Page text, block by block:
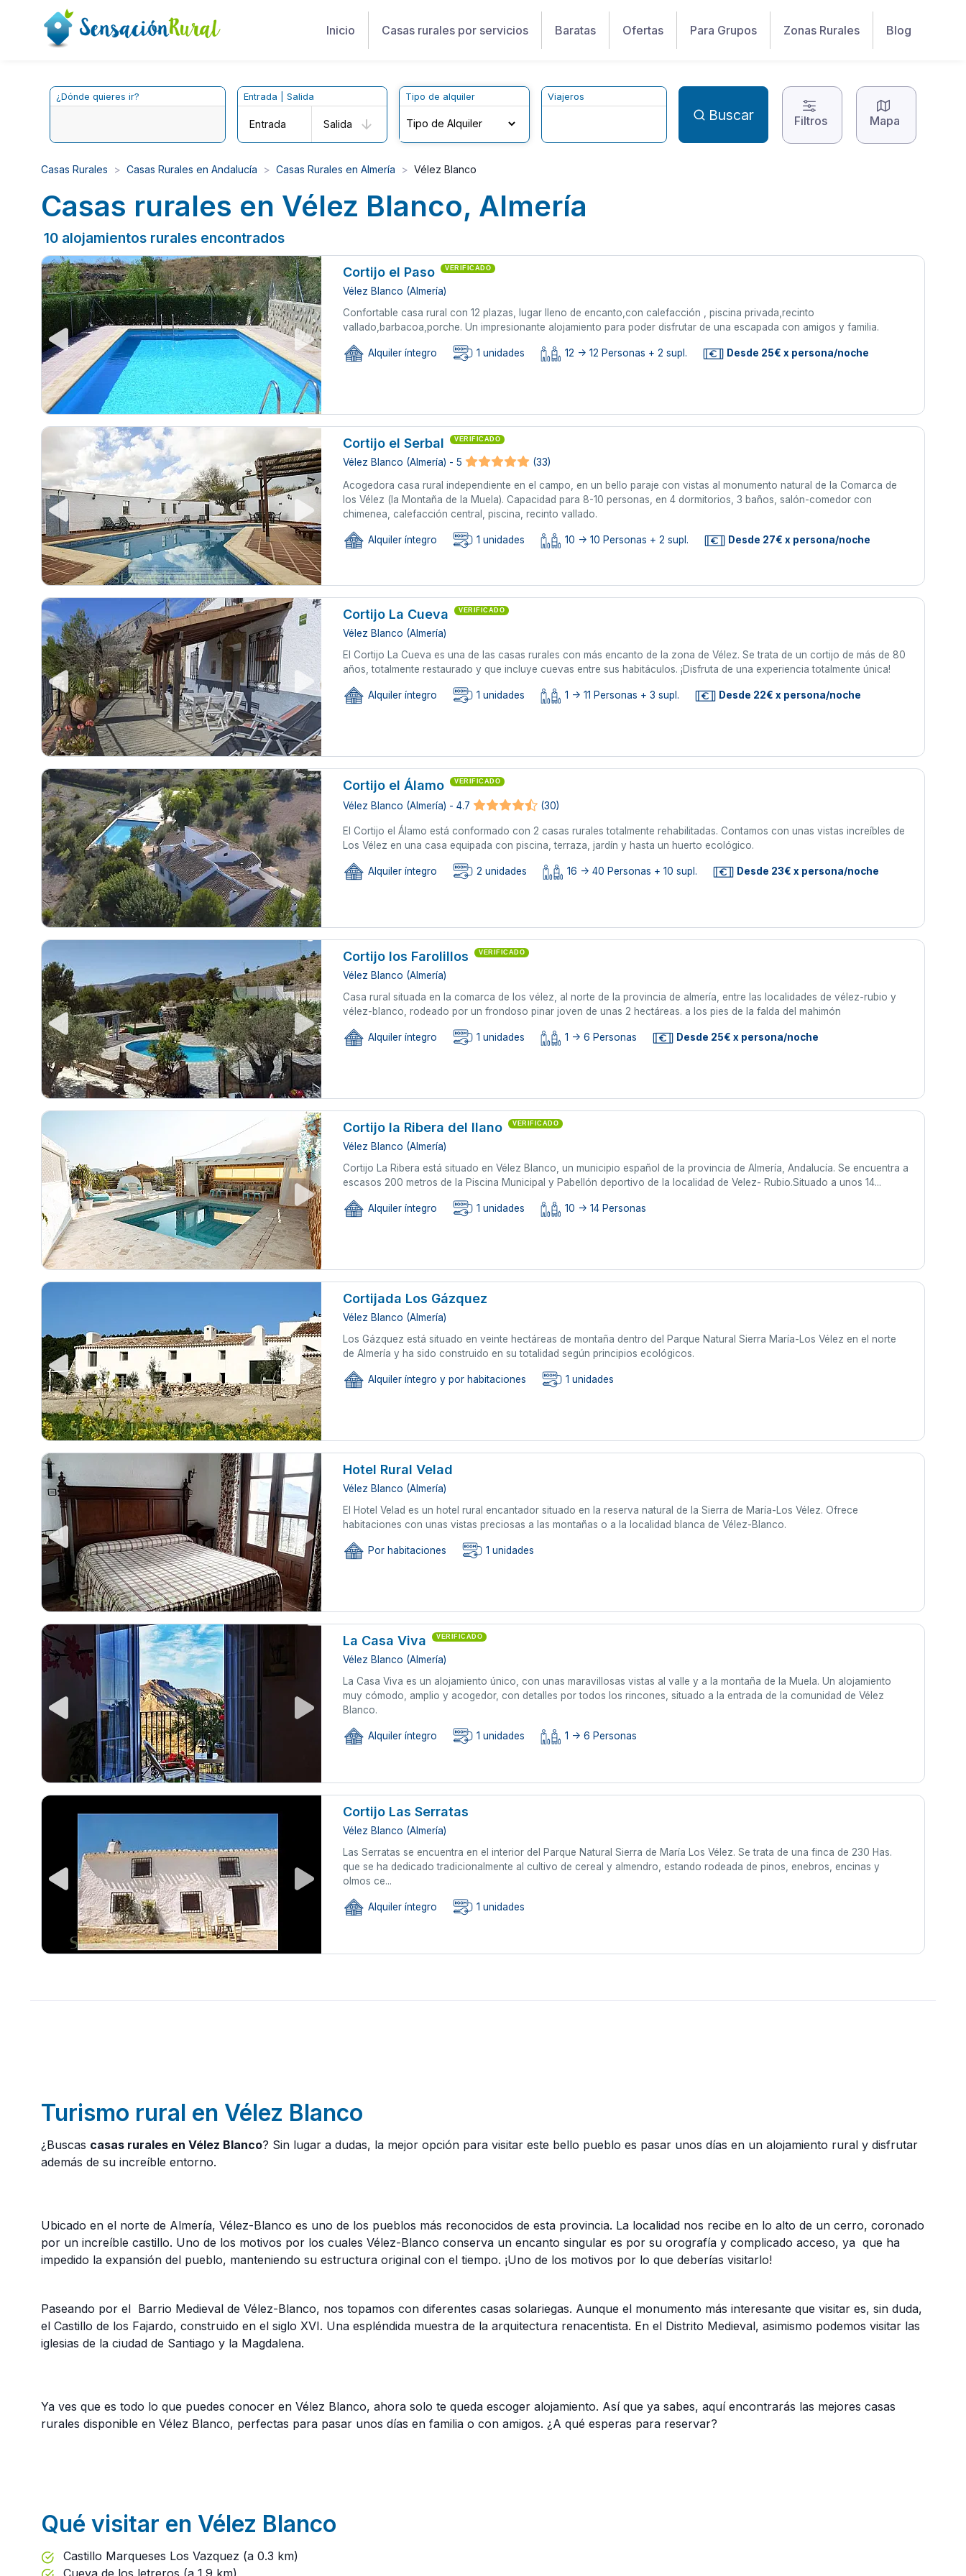
Inicio Casas rurales por servicios Baratas Ofertas Para Grupos Zonas Rurales Blog
¿Dónde quieres ir? Entrada | Salida
Entrada Salida
Tipo de alquiler Viajeros
Buscar Filtros Mapa
Casas Rurales Casas Rurales en Andalucía Casas Rurales en Almería Vélez Blanco
Casas rurales en Vélez Blanco, Almería
10 alojamientos rurales encontrados
Cortijo el Paso VERIFICADO
Vélez Blanco (Almería)
Confortable casa rural con 12 plazas, lugar lleno de encanto,con calefacción , piscina privada,recinto
vallado,barbacoa,porche. Un impresionante alojamiento para poder disfrutar de una escapada con amigos y familia.
Alquiler íntegro 1 unidades 12 -> 12 Personas + 2 supl. Desde 25€ x persona/noche
Cortijo el Serbal VERIFICADO
Vélez Blanco (Almería) - 5 (33)
Acogedora casa rural independiente en el campo, en un bello paraje con vistas al monumento natural de la Comarca de
los Vélez (la Montaña de la Muela). Capacidad para 8-10 personas, en 4 dormitorios, 3 baños, salón-comedor con
chimenea, calefacción central, piscina, recinto vallado.
Alquiler íntegro 1 unidades 10 -> 10 Personas + 2 supl. Desde 27€ x persona/noche
Cortijo La Cueva VERIFICADO
Vélez Blanco (Almería)
El Cortijo La Cueva es una de las casas rurales con más encanto de la zona de Vélez. Se trata de un cortijo de más de 80
años, totalmente restaurado y que incluye cuevas entre sus habitáculos. ¡Disfruta de una experiencia totalmente única!
Alquiler íntegro 1 unidades 1 -> 11 Personas + 3 supl. Desde 22€ x persona/noche
Cortijo el Álamo VERIFICADO
Vélez Blanco (Almería) - 4.7 (30)
El Cortijo el Álamo está conformado con 2 casas rurales totalmente rehabilitadas. Contamos con unas vistas increíbles de
Los Vélez en una casa equipada con piscina, terraza, jardín y hasta un huerto ecológico.
Alquiler íntegro 2 unidades 16 -> 40 Personas + 10 supl. Desde 23€ x persona/noche
Cortijo los Farolillos VERIFICADO
Vélez Blanco (Almería)
Casa rural situada en la comarca de los vélez, al norte de la provincia de almería, entre las localidades de vélez-rubio y
vélez-blanco, rodeado por un frondoso pinar joven de unas 2 hectáreas. a los pies de la falda del mahimón
Alquiler íntegro 1 unidades 1 -> 6 Personas Desde 25€ x persona/noche
Cortijo la Ribera del llano VERIFICADO
Vélez Blanco (Almería)
Cortijo La Ribera está situado en Vélez Blanco, un municipio español de la provincia de Almería, Andalucía. Se encuentra a
escasos 200 metros de la Piscina Municipal y Pabellón deportivo de la localidad de Velez- Rubio.Situado a unos 14...
Alquiler íntegro 1 unidades 10 -> 14 Personas
Cortijada Los Gázquez
Vélez Blanco (Almería)
Los Gázquez está situado en veinte hectáreas de montaña dentro del Parque Natural Sierra María-Los Vélez en el norte
de Almería y ha sido construido en su totalidad según principios ecológicos.
Alquiler íntegro y por habitaciones 1 unidades
Hotel Rural Velad
Vélez Blanco (Almería)
El Hotel Velad es un hotel rural encantador situado en la reserva natural de la Sierra de María-Los Vélez. Ofrece
habitaciones con unas vistas preciosas a las montañas o a la localidad blanca de Vélez-Blanco.
Por habitaciones 1 unidades
La Casa Viva VERIFICADO
Vélez Blanco (Almería)
La Casa Viva es un alojamiento único, con unas maravillosas vistas al valle y a la montaña de la Muela. Un alojamiento
muy cómodo, amplio y acogedor, con detalles por todos los rincones, situado a la entrada de la comunidad de Vélez
Blanco.
Alquiler íntegro 1 unidades 1 -> 6 Personas
Cortijo Las Serratas
Vélez Blanco (Almería)
Las Serratas se encuentra en el interior del Parque Natural Sierra de María Los Vélez. Se trata de una finca de 230 Has.
que se ha dedicado tradicionalmente al cultivo de cereal y almendro, estando rodeada de pinos, enebros, encinas y
olmos ce...
Alquiler íntegro 1 unidades
Turismo rural en Vélez Blanco
¿Buscas casas rurales en Vélez Blanco? Sin lugar a dudas, la mejor opción para visitar este bello pueblo es pasar unos días en un alojamiento rural y disfrutar
además de su increíble entorno.
Ubicado en el norte de Almería, Vélez-Blanco es uno de los pueblos más reconocidos de esta provincia. La localidad nos recibe en lo alto de un cerro, coronado
por un increíble castillo. Uno de los motivos por los cuales Vélez-Blanco conserva un encanto singular es por su orografía y complicado acceso, ya que ha
impedido la expansión del pueblo, manteniendo su estructura original con el tiempo. ¡Uno de los motivos por lo que deberías visitarlo!
Paseando por el Barrio Medieval de Vélez-Blanco, nos topamos con diferentes casas solariegas. Aunque el monumento más interesante que visitar es, sin duda,
el Castillo de los Fajardo, construido en el siglo XVI. Una espléndida muestra de la arquitectura renacentista. En el Distrito Medieval, asimismo podemos visitar las
iglesias de la ciudad de Santiago y la Magdalena.
Ya ves que es todo lo que puedes conocer en Vélez Blanco, ahora solo te queda escoger alojamiento. Así que ya sabes, aquí encontrarás las mejores casas
rurales disponible en Vélez Blanco, perfectas para pasar unos días en familia o con amigos. ¿A qué esperas para reservar?
Qué visitar en Vélez Blanco
Castillo Marqueses Los Vazquez (a 0.3 km)
Cueva de los letreros (a 1.9 km)